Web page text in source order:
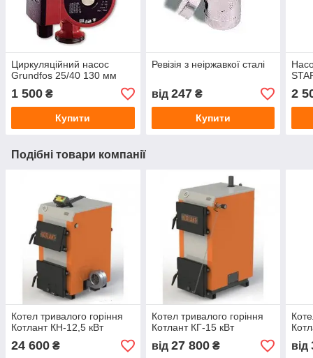
Циркуляційний насос
Grundfos 25/40 130 мм
1 500 ₴
Купити
Ревізія з неіржавкої сталі
від 247₴
Купити
2
Подібні товари компанії
Котел тривалого горіння
Котлант КН-12,5 кВт
24 600 ₴
Котел тривалого горіння
Котлант КГ-15 кВт
від 27 800₴ від